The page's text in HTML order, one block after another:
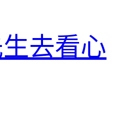
去看心